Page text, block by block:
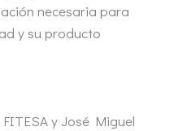
necesaria para
y su producto
y José Miguel